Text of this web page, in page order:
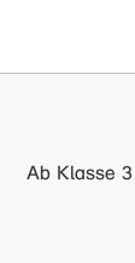
Ab Klasse 3